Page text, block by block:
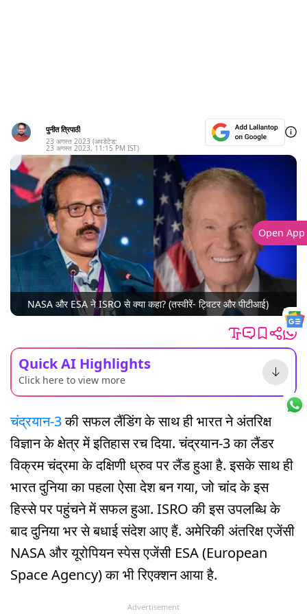
पुनीत त्रिपाठी
23 अगस्त 2023 (अपडेटेड:
23 अगस्त 2023, 11:15 PM IST)
NASA और ESA ने ISRO से क्या कहा? (तस्वीरें- ट्विटर और पीटीआई)
Quick AI Highlights
Click here to view more
चंद्रयान-3की सफल लैंडिंग के साथ ही भारत ने अंतरिक्ष
विज्ञान के क्षेत्र में इतिहास रच दिया. चंद्रयान-3 का लैंडर
विक्रम चंद्रमा के दक्षिणी ध्रुव पर लैंड हुआ है. इसके साथ ही
भारत दुनिया का पहला ऐसा देश बन गया, जो चांद के इस
हिस्से पर पहुंचने में सफल हुआ. ISRO की इस उपलब्धि के
बाद दुनिया भर से बधाई संदेश आए हैं. अमेरिकी अंतरिक्ष एजेंसी
NASA और यूरोपियन स्पेस एजेंसी ESA (European
Space Agency) का भी रिएक्शन आया है.
Advertisement
Open App